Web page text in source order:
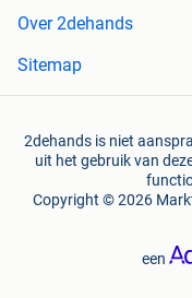
Over 2dehands
Sitemap
2dehands is niet
uit het gebruik van
Copyright © 2026
een